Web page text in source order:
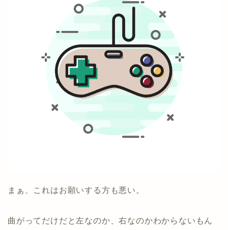
まぁ、これはお願いする方も悪い。
曲がってだけだと左なのか、右なのかわからないもん